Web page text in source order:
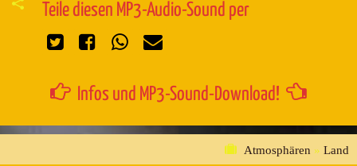
Teile diesen MP3-Audio-Sound per
Infos und MP3-Sound-Download!
Atmosphären » Land